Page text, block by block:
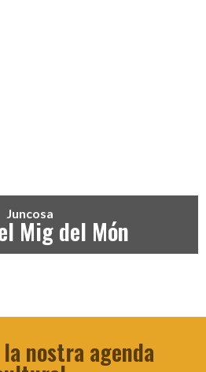
Juncosa
Mig del Món
nostra agenda